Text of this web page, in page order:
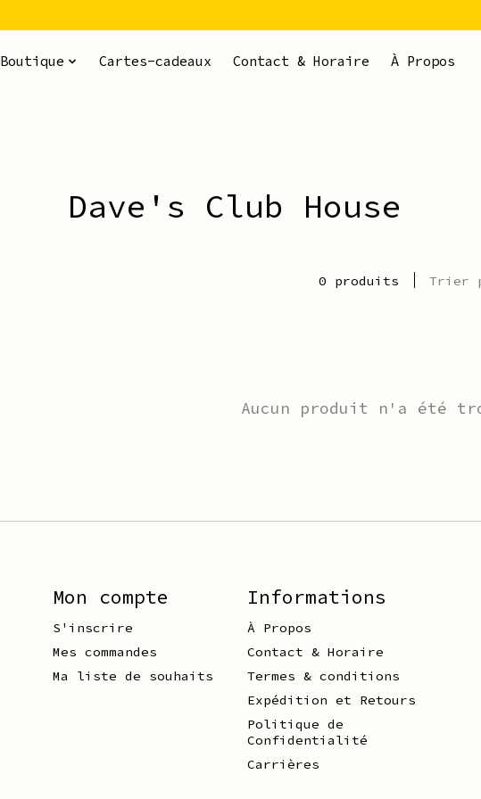
Boutique Cartes-cadeaux Contact & Horaire À Propos
Dave's Club House
0 produits Trier
Aucun produit n'a été
Mon compte
S'inscrire
Mes commandes
Ma liste de souhaits
Informations
À Propos
Contact & Horaire
Termes & conditions
Expédition et Retours
Politique de
Confidentialité
Carrières